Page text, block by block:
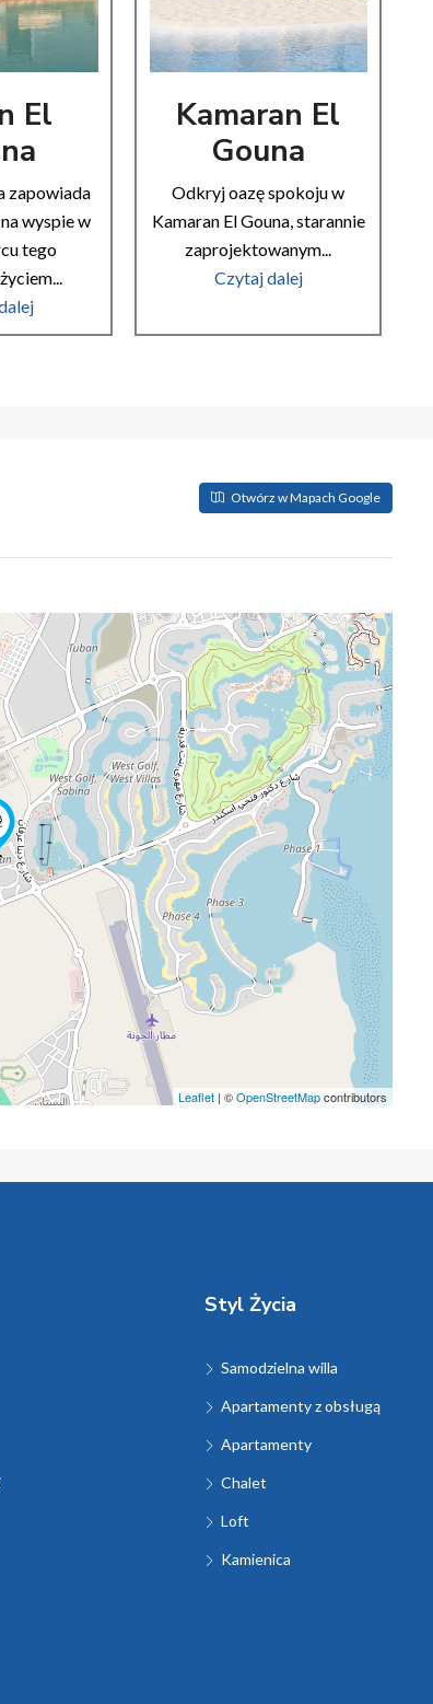
El
zapowiada
wyspie w
tego
Kamaran El
Gouna
Odkryj oazę spokoju w
Kamaran El Gouna, starannie
zaprojektowanym...
Czytaj dalej
Otwórz w Mapach Google
Leaflet | ©OpenStreetMapcontributors
Styl Życia
Samodzielna willa
Apartamenty z obsługą
Apartamenty
Chalet
Loft
Kamienica